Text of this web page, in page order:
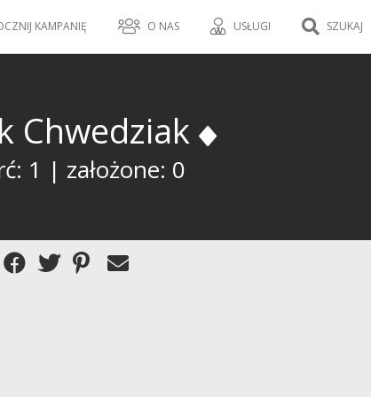
KAMPANIĘ O NAS USŁUGI SZUKAJ
Chwedziak
1 | założone: 0